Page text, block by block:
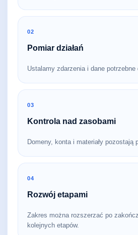
02
Pomiar działań
Ustalamy zdarzenia i dane potrzebne
03
Kontrola nad zasobami
Domeny, konta i materiały pozostają
04
Rozwój etapami
Zakres można rozszerzać po
kolejnych etapów.